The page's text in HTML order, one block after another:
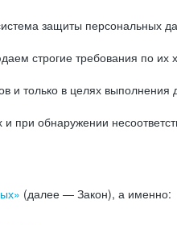
защиты персональных
строгие требования по
и только в целях выполнения
обнаружении
(далее — Закон), а именно: